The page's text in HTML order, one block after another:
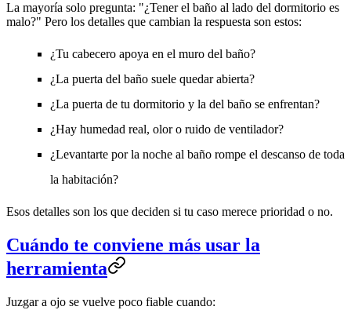
La mayoría solo pregunta: "¿Tener el baño al lado del dormitorio es
malo?" Pero los detalles que cambian la respuesta son estos:
¿Tu cabecero apoya en el muro del baño?
¿La puerta del baño suele quedar abierta?
¿La puerta de tu dormitorio y la del baño se enfrentan?
¿Hay humedad real, olor o ruido de ventilador?
¿Levantarte por la noche al baño rompe el descanso de toda
la habitación?
Esos detalles son los que deciden si tu caso merece prioridad o no.
Cuándo te conviene más usar la
herramienta
Juzgar a ojo se vuelve poco fiable cuando: